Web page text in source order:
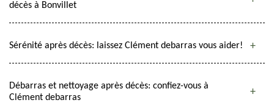
décès à Bonvillet
Sérénité après décès: laissez Clément debarras vous aider!
Débarras et nettoyage après décès: confiez-vous à
Clément debarras